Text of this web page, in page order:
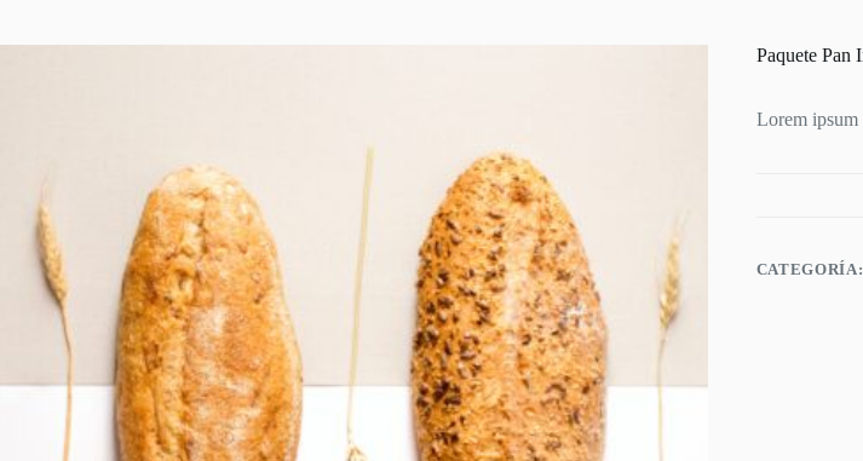
Paquete Pan
Lorem ipsum
CATEGORÍA: